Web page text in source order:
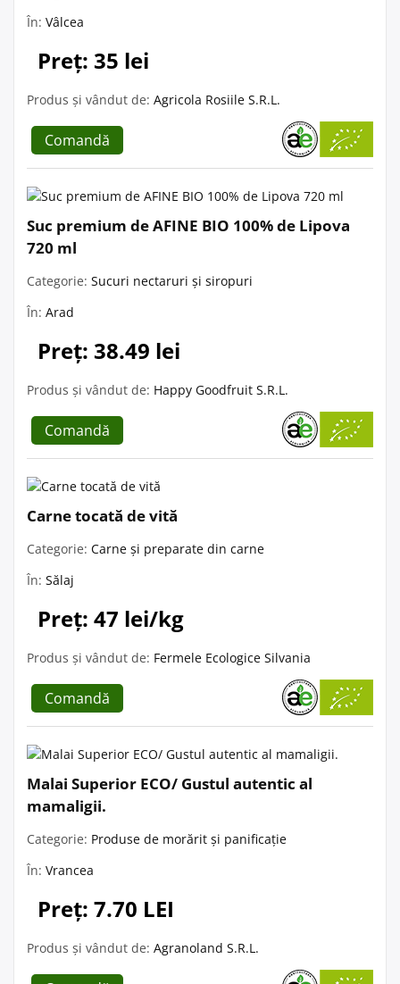
În: Vâlcea
Preț: 35 lei
Produs și vândut de: Agricola Rosiile S.R.L.
Comandă
Suc premium de AFINE BIO 100% de Lipova
720 ml
Categorie: Sucuri nectaruri și siropuri
În: Arad
Preț: 38.49 lei
Produs și vândut de: Happy Goodfruit S.R.L.
Comandă
Carne tocată de vită
Categorie: Carne și preparate din carne
În: Sălaj
Preț: 47 lei/kg
Produs și vândut de: Fermele Ecologice Silvania
Comandă
Malai Superior ECO/ Gustul autentic al
mamaligii.
Categorie: Produse de morărit și panificație
În: Vrancea
Preț: 7.70 LEI
Produs și vândut de: Agranoland S.R.L.